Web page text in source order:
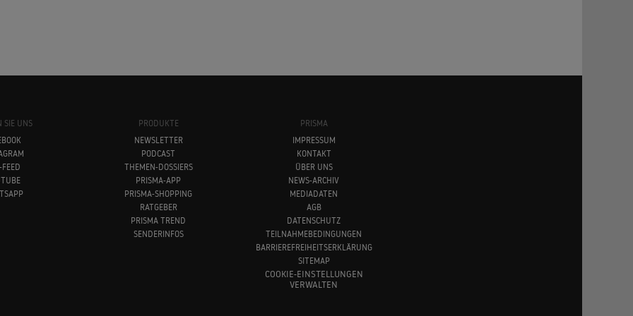
SIE UNS
FEED
PRODUKTE
NEWSLETTER
PODCAST
THEMEN-DOSSIERS
PRISMA-APP
PRISMA-SHOPPING
RATGEBER
PRISMA TREND
SENDERINFOS
PRISMA
IMPRESSUM
KONTAKT
ÜBER UNS
NEWS-ARCHIV
MEDIADATEN
AGB
DATENSCHUTZ
TEILNAHMEBEDINGUNGEN
BARRIEREFREIHEITSERKLÄRUNG
SITEMAP
COOKIE-EINSTELLUNGEN
VERWALTEN